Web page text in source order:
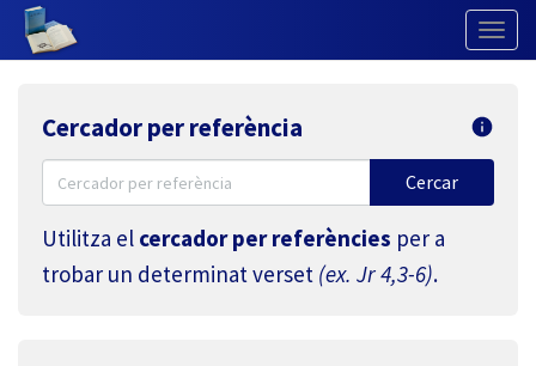
Cercador per referència
Utilitza el cercador per referències per a
trobar un determinat verset (ex. Jr 4,3-6).